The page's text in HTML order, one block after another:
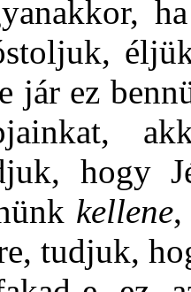
jár ez
hogy
kellene,
tudjuk,